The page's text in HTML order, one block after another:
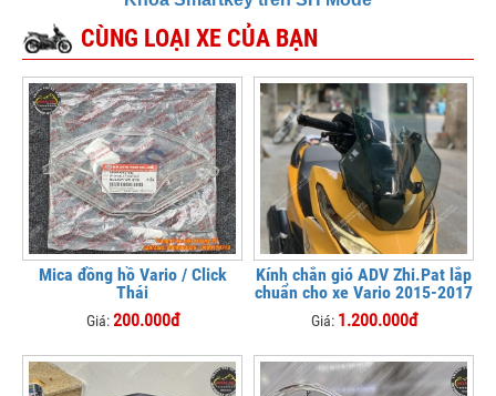
CÙNG LOẠI XE CỦA BẠN
Mica đồng hồ Vario / Click
Thái
Giá:200.000đ
Kính chắn gió ADV Zhi.Pat lắp
chuẩn cho xe Vario 2015-2017
Giá: 1.200.000đ